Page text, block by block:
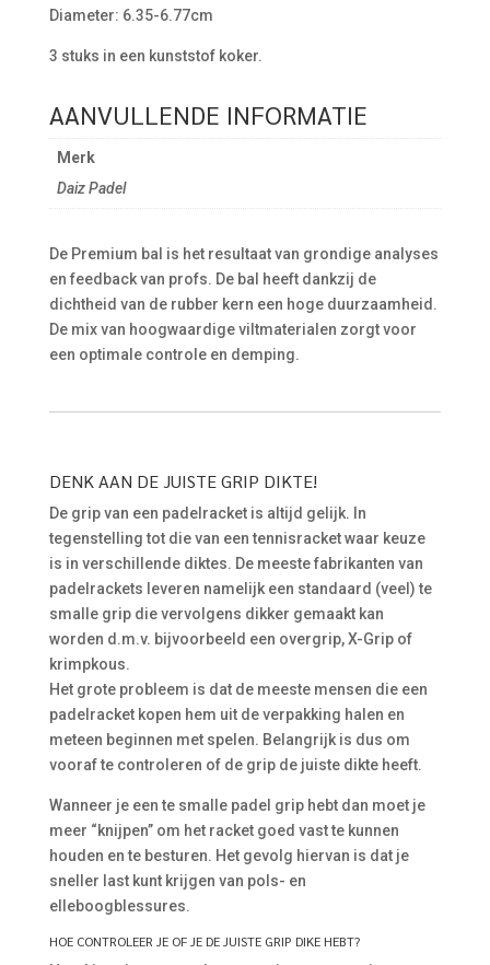
Diameter: 6.35-6.77cm
3 stuks in een kunststof koker.
AANVULLENDE INFORMATIE
Merk
Daiz Padel
De Premium bal is het resultaat van grondige analyses
en feedback van profs. De bal heeft dankzij de
dichtheid van de rubber kern een hoge duurzaamheid.
De mix van hoogwaardige viltmaterialen zorgt voor
een optimale controle en demping.
DENK AAN DE JUISTE GRIP DIKTE!
De grip van een padelracket is altijd gelijk. In
tegenstelling tot die van een tennisracket waar keuze
is in verschillende diktes. De meeste fabrikanten van
padelrackets leveren namelijk een standaard (veel) te
smalle grip die vervolgens dikker gemaakt kan
worden d.m.v. bijvoorbeeld een overgrip, X-Grip of
krimpkous.
Het grote probleem is dat de meeste mensen die een
padelracket kopen hem uit de verpakking halen en
meteen beginnen met spelen. Belangrijk is dus om
vooraf te controleren of de grip de juiste dikte heeft.
Wanneer je een te smalle padel grip hebt dan moet je
meer “knijpen” om het racket goed vast te kunnen
houden en te besturen. Het gevolg hiervan is dat je
sneller last kunt krijgen van pols- en
elleboogblessures.
HOE CONTROLEER JE OF JE DE JUISTE GRIP DIKE HEBT?